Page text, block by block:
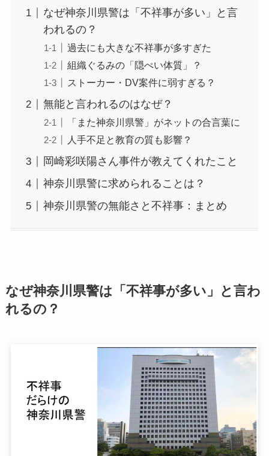
なぜ神奈川県警は「不祥事が多い」と言
われるの？
過去にも大きな不祥事が多すぎた
組織ぐるみの「隠ぺい体質」？
ストーカー・DV案件に弱すぎる？
無能と言われるのはなぜ？
「また神奈川県警」がネットの合言葉に
人手不足と教育の質も影響？
岡崎彩咲陽さん事件が教えてくれたこと
神奈川県警に求められることは？
神奈川県警の無能さと不祥事：まとめ
なぜ神奈川県警は「不祥事が多い」と言わ
れるの？